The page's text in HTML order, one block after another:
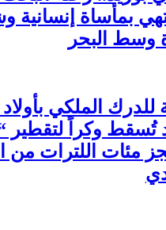
بمأساة إنسانية
وسط البحر
للدرك الملكي بأولاد
وكراً لتقطير
مئات اللترات من